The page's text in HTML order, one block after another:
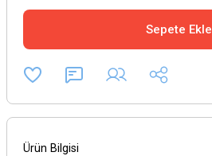
Sepete Ekle
Ürün Bilgisi